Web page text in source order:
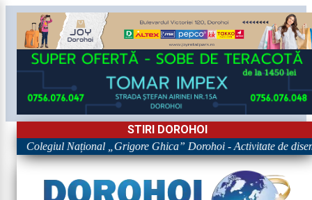
STIRI DOROHOI
Național „Grigore Ghica” Dorohoi - Activitate de diseminare